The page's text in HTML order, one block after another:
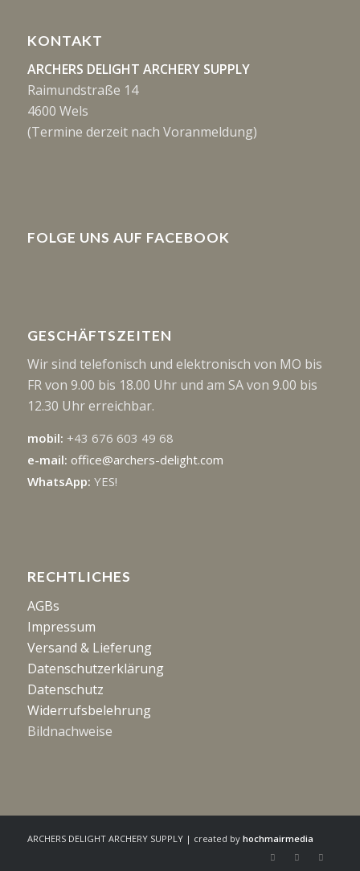
KONTAKT
ARCHERS DELIGHT ARCHERY SUPPLY
Raimundstraße 14
4600 Wels
(Termine derzeit nach Voranmeldung)
FOLGE UNS AUF FACEBOOK
GESCHÄFTSZEITEN
Wir sind telefonisch und elektronisch von MO bis
FR von 9.00 bis 18.00 Uhr und am SA von 9.00 bis
12.30 Uhr erreichbar.
mobil: +43 676 603 49 68
e-mail: office@archers-delight.com
WhatsApp: YES!
RECHTLICHES
AGBs
Impressum
Versand & Lieferung
Datenschutzerklärung
Datenschutz
Widerrufsbelehrung
Bildnachweise
ARCHERS DELIGHT ARCHERY SUPPLY | created by hochmairmedia